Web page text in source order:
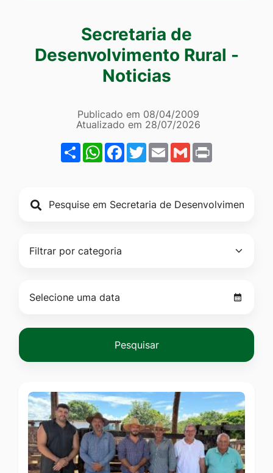
[alt+3]
Secretaria de
Desenvolvimento Rural -
Noticias
Página Secretaria de
Informações
publicação
Publicado em 08/04/2009
Atualizado em 28/07/2026
ShareWhatsApp
Facebook
Twitter
EmailGmail
Pesquisar